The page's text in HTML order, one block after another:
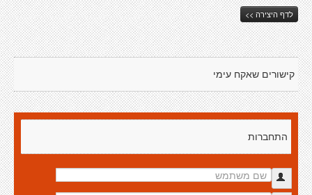
לדף היצירה >>
קישורים שאקח עימי
התחברות